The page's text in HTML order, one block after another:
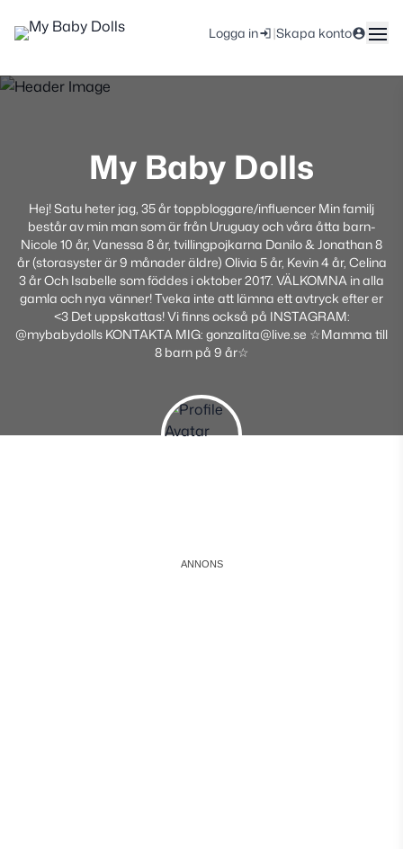
Logga in |Skapa konto
My Baby Dolls
Hej! Satu heter jag, 35 år toppbloggare/influencer Min familj
består av min man som är från Uruguay och våra åtta barn-
Nicole 10 år, Vanessa 8 år, tvillingpojkarna Danilo & Jonathan 8
år (storasyster är 9 månader äldre) Olivia 5 år, Kevin 4 år, Celina
3 år Och Isabelle som föddes i oktober 2017. VÄLKOMNA in alla
gamla och nya vänner! Tveka inte att lämna ett avtryck efter er
<3 Det uppskattas! Vi finns också på INSTAGRAM:
@mybabydolls KONTAKTA MIG: gonzalita@live.se ☆Mamma till
8 barn på 9 år☆